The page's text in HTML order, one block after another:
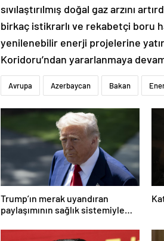
sıvılaştırılmış doğal gaz arzını
birkaç istikrarlı ve rekabetçi boru
yenilenebilir enerji projelerine
Koridoru’ndan yararlanmaya
Avrupa Azerbaycan Bakan
Trump’ın merak uyandıran
paylaşımının sağlık sistemiyle